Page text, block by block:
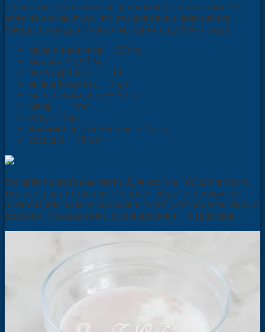
– простой, вкусной и сытной домашней выпечки. Не
могу не согласиться, что это довольно калорийное
блюдо, но ведь не часто мы едим подобную пищу.
мука пшеничная — 500 гр
молоко — 250 мл
яйца куриные — 1 шт
яичный желток — 1 шт
масло сливочное — 50 гр
сахар — 1 ст.л.
соль — 1 ч.л.
дрожжи прессованные — 15 гр
сосиски — 15 шт
Вначале приготовим тесто. Для этого в 100 мл теплого
молока (пару столовых ложек от общего количества
оставим для смазки сосисок в тесте) растворяем сахар и
дрожжи. Можете взять сухие дрожжи — 5 граммов.